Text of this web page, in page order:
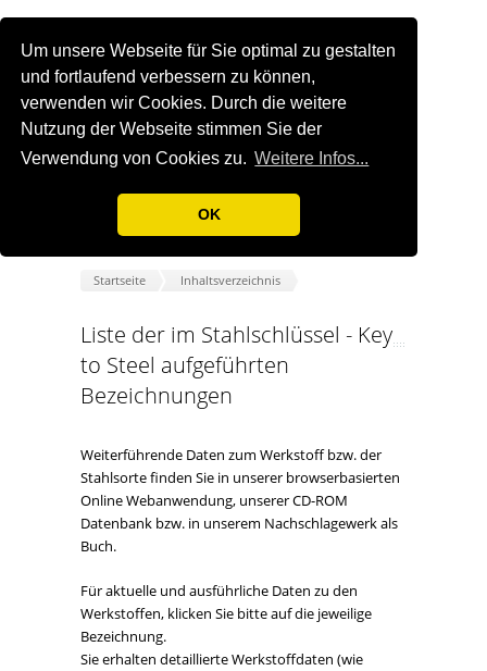
Um unsere Webseite für Sie optimal zu gestalten
und fortlaufend verbessern zu können,
verwenden wir Cookies. Durch die weitere
Nutzung der Webseite stimmen Sie der
Verwendung von Cookies zu. Weitere Infos...
OK
Startseite Inhaltsverzeichnis
Liste der im Stahlschlüssel - Key
to Steel aufgeführten
Bezeichnungen
Weiterführende Daten zum Werkstoff bzw. der
Stahlsorte finden Sie in unserer browserbasierten
Online Webanwendung, unserer CD-ROM
Datenbank bzw. in unserem Nachschlagewerk als
Buch.
Für aktuelle und ausführliche Daten zu den
Werkstoffen, klicken Sie bitte auf die jeweilige
Bezeichnung.
Sie erhalten detaillierte Werkstoffdaten (wie